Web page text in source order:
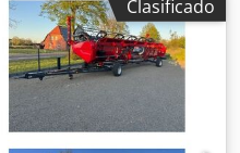
Clasificado